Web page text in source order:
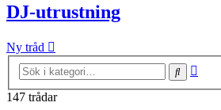
DJ-utrustning
Ny tråd
Sök
147 trådar